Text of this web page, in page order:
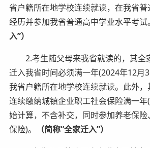
省户籍所在地学校连续就读，在我省
经历并参加我省普通高中学业水平考试。
入”）
2.考生随父母来我省就读的，其全
迁入我省时间必须满一年(2024年12月
我省户籍所在地学校连续就读。此外
连续缴纳城镇企业职工社会保险满一
始计算，不含补交，同时参加养老保
保险)。
（简称“全家迁入”）